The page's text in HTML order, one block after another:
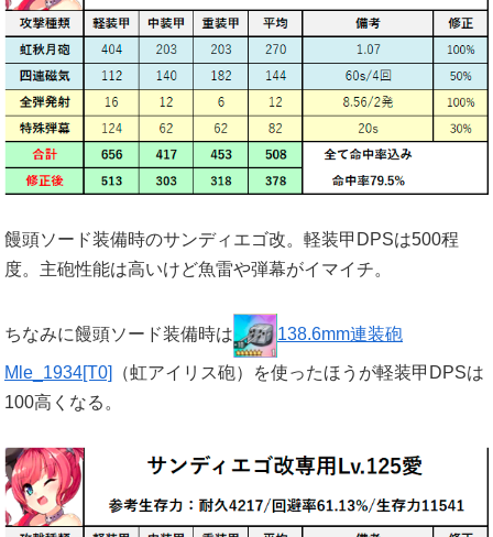
饅頭ソード装備時のサンディエゴ改。軽装甲DPSは500程
度。主砲性能は高いけど魚雷や弾幕がイマイチ。
ちなみに饅頭ソード装備時は 138.6mm連装砲
Mle_1934[T0]
（虹アイリス砲）を使ったほうが軽装甲DPSは
100高くなる。